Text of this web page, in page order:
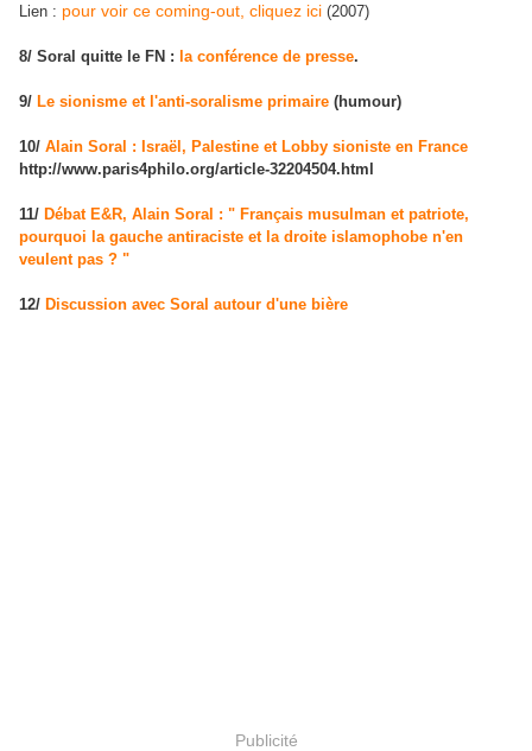
Lien : pour voir ce coming-out, cliquez ici (2007)
8/ Soral quitte le FN : la conférence de presse.
9/ Le sionisme et l'anti-soralisme primaire (humour)
10/ Alain Soral : Israël, Palestine et Lobby sioniste en France
http://www.paris4philo.org/article-32204504.html
11/ Débat E&R, Alain Soral : " Français musulman et patriote,
pourquoi la gauche antiraciste et la droite islamophobe n'en
veulent pas ? "
12/ Discussion avec Soral autour d'une bière
Publicité